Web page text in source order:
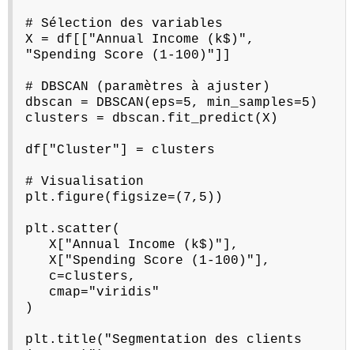
# Sélection des variables
X = df[["Annual Income (k$)",
"Spending Score (1-100)"]]
# DBSCAN (paramètres à ajuster)
dbscan = DBSCAN(eps=5, min_samples=5)
clusters = dbscan.fit_predict(X)
df["Cluster"] = clusters
# Visualisation
plt.figure(figsize=(7,5))
plt.scatter(
X["Annual Income (k$)"],
X["Spending Score (1-100)"],
c=clusters,
cmap="viridis"
)
plt.title("Segmentation des clients